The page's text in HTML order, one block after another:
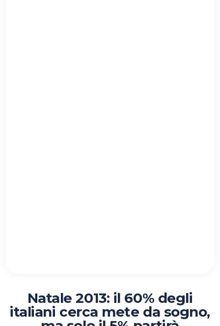
Natale 2013: il 60% degli
italiani cerca mete da sogno,